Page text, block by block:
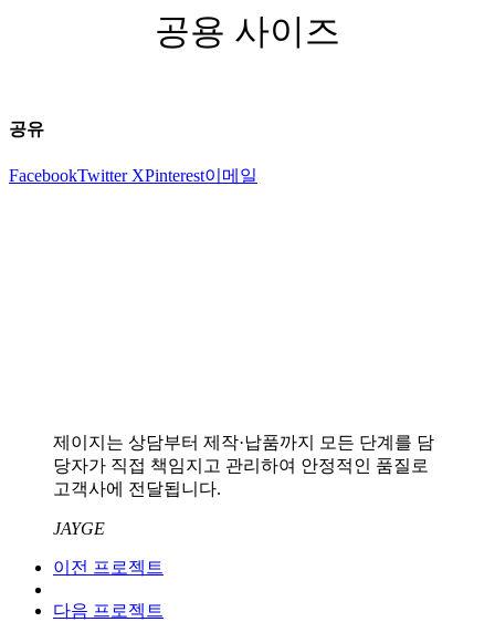
공용 사이즈
공유
FacebookTwitter XPinterest이메일
제이지는 상담부터 제작·납품까지 모든 단계를 담
당자가 직접 책임지고 관리하여 안정적인 품질로
고객사에 전달됩니다.
JAYGE
이전 프로젝트
다음 프로젝트